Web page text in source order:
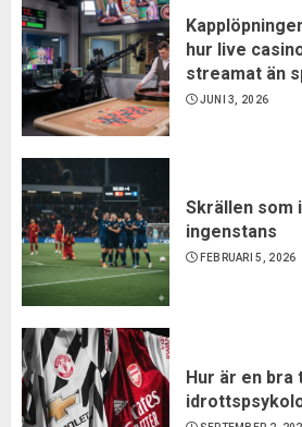
hur live
streamat än
JUNI 3, 2026
Skrällen som
ingenstans
FEBRUARI 5, 2026
Hur är en